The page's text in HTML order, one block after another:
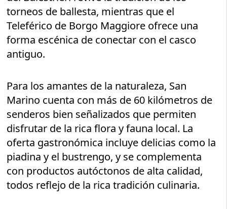
torneos de ballesta, mientras que el
Teleférico de Borgo Maggiore ofrece una
forma escénica de conectar con el casco
antiguo.
Para los amantes de la naturaleza, San
Marino cuenta con más de 60 kilómetros de
senderos bien señalizados que permiten
disfrutar de la rica flora y fauna local. La
oferta gastronómica incluye delicias como la
piadina y el bustrengo, y se complementa
con productos autóctonos de alta calidad,
todos reflejo de la rica tradición culinaria.